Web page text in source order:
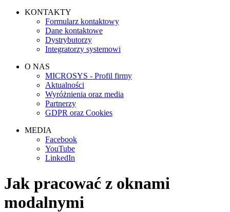
KONTAKTY
Formularz kontaktowy
Dane kontaktowe
Dystrybutorzy
Integratorzy systemowi
O NAS
MICROSYS - Profil firmy
Aktualności
Wyróżnienia oraz media
Partnerzy
GDPR oraz Cookies
MEDIA
Facebook
YouTube
LinkedIn
Jak pracować z oknami
modalnymi